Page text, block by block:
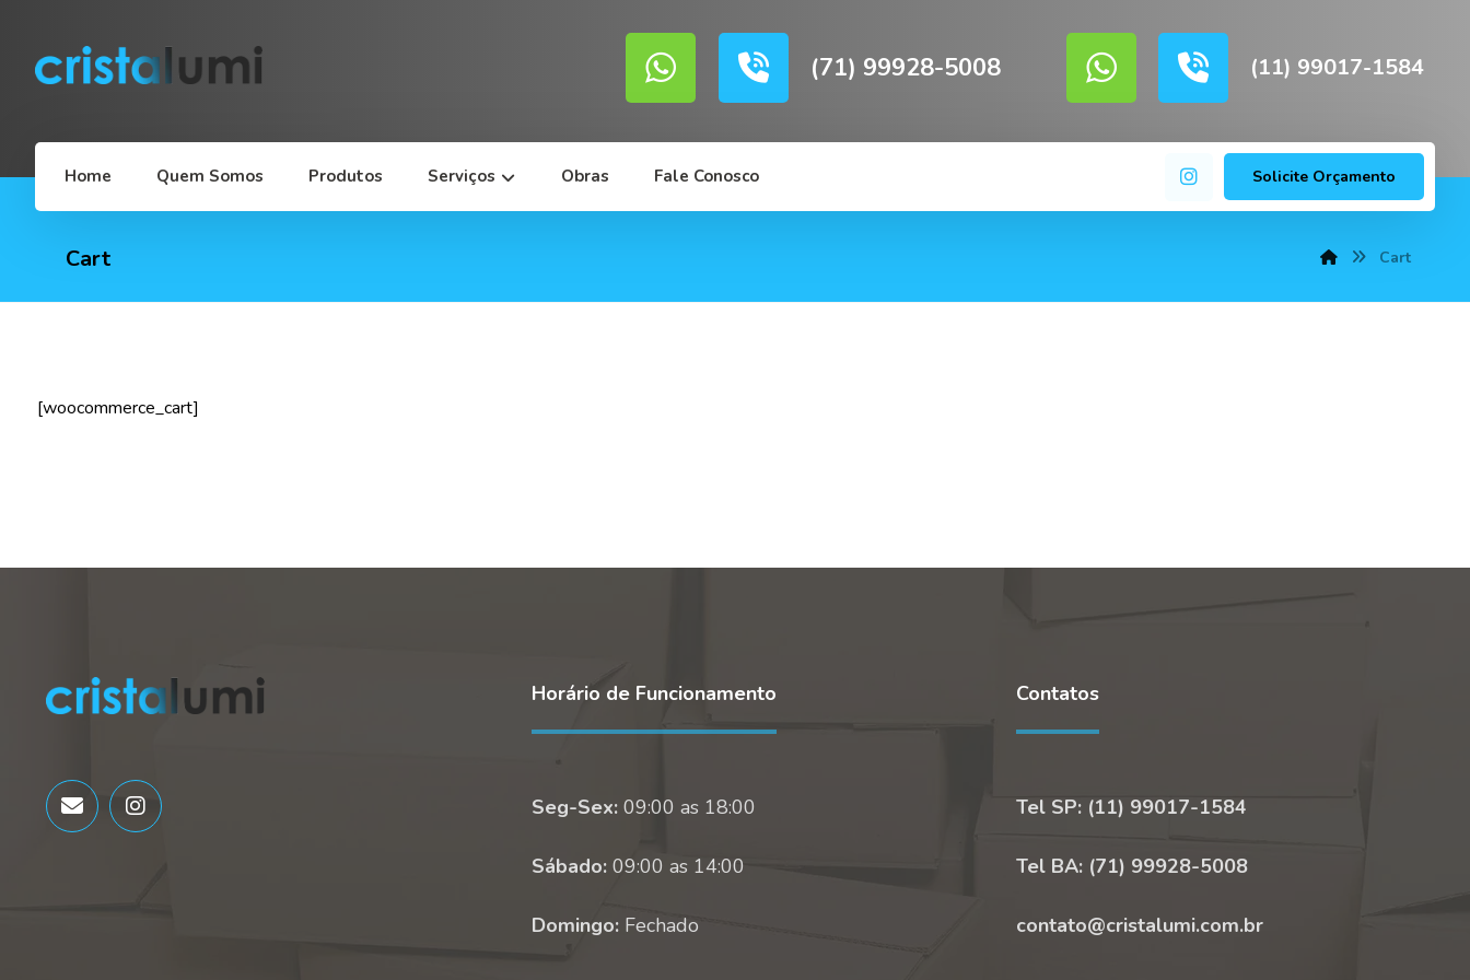
(11) 99017-1584
(71) 99928-5008
Home Quem Somos Produtos Serviços Obras Fale Conosco Solicite Orçamento
Cart Cart
[woocommerce_cart]
Horário de Funcionamento
Seg-Sex:09:00 as 18:00
Sábado:09:00 as 14:00
Domingo:Fechado
Contatos
Tel SP: (11) 99017-1584
Tel BA: (71) 99928-5008
contato@cristalumi.com.br